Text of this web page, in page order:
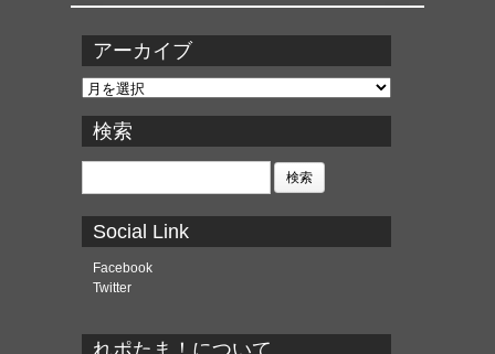
アーカイブ
ア
カ
イ
ブ
検索
検
Social Link
Facebook
Twitter
れポたま！について